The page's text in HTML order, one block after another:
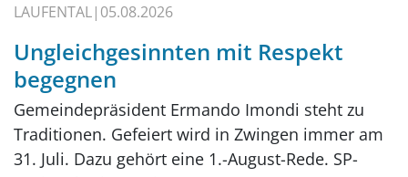
LAUFENTAL 05.08.2026
Ungleichgesinnten mit Respekt
begegnen
Gemeindepräsident Ermando Imondi steht zu
Traditionen. Gefeiert wird in Zwingen immer am
31. Juli. Dazu gehört eine 1.-August-Rede. SP-